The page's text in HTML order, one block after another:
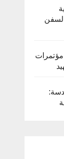
السفن
مؤتمرات